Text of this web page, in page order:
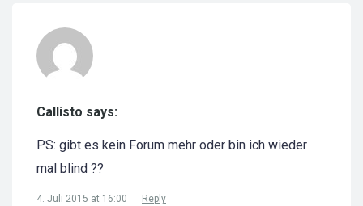
Callisto says:
PS: gibt es kein Forum mehr oder bin ich wieder
mal blind ??
4. Juli 2015 at 16:00 Reply